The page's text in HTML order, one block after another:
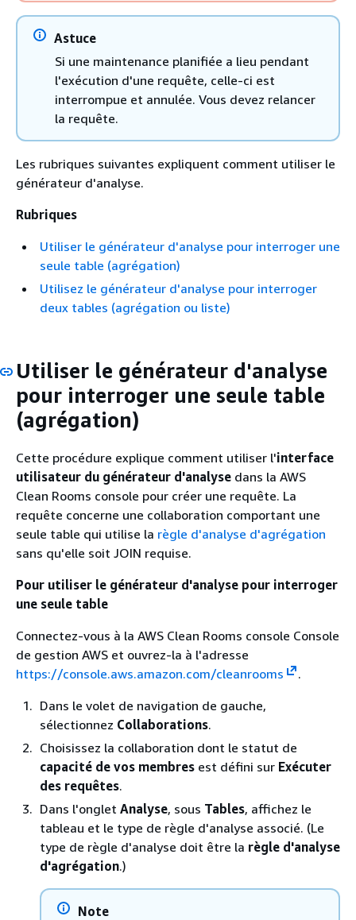
Astuce
Si une maintenance planifiée a lieu pendant
l'exécution d'une requête, celle-ci est
interrompue et annulée. Vous devez relancer
la requête.
Les rubriques suivantes expliquent comment utiliser le
générateur d'analyse.
Rubriques
Utiliser le générateur d'analyse pour interroger une
seule table (agrégation)
Utilisez le générateur d'analyse pour interroger
deux tables (agrégation ou liste)
Utiliser le générateur d'analyse
pour interroger une seule table
(agrégation)
Cette procédure explique comment utiliser l'interface
utilisateur du générateur d'analyse dans la AWS
Clean Rooms console pour créer une requête. La
requête concerne une collaboration comportant une
seule table qui utilise la règle d'analyse d'agrégation
sans qu'elle soit JOIN requise.
Pour utiliser le générateur d'analyse pour interroger
une seule table
Connectez-vous à la AWS Clean Rooms console Console
de gestion AWS et ouvrez-la à l'adresse
https://console.aws.amazon.com/cleanrooms
.
Dans le volet de navigation de gauche,
sélectionnez Collaborations.
Choisissez la collaboration dont le statut de
capacité de vos membres est défini sur Exécuter
des requêtes.
Dans l'onglet Analyse, sous Tables, affichez le
tableau et le type de règle d'analyse associé. (Le
type de règle d'analyse doit être la règle d'analyse
d'agrégation.)
Note